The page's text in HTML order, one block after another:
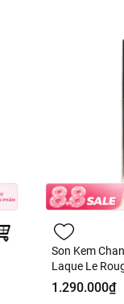
Son Kem
Laque Le
Ultra Tenue -
Khô Hàng
1.290.000₫